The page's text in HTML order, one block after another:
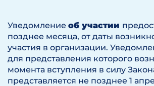
Уведомление об участии
позднее месяца, от даты
участия в организации.
для представления которого
момента вступления в силу
представляется не позднее 1